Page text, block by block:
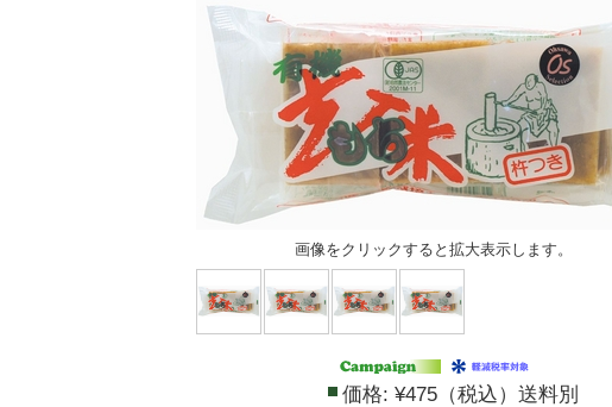
画像をクリックすると拡大表示します。
価格: ¥475（税込）送料別